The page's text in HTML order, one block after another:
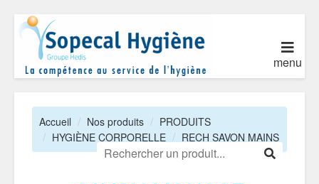
menu
Accueil Nos produits
PRODUITS
HYGIÈNE CORPORELLE
RECH SAVON MAINS